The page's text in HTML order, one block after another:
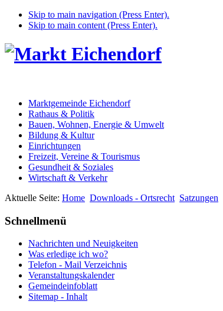
Skip to main navigation (Press Enter).
Skip to main content (Press Enter).
Marktgemeinde Eichendorf
Rathaus & Politik
Bauen, Wohnen, Energie & Umwelt
Bildung & Kultur
Einrichtungen
Freizeit, Vereine & Tourismus
Gesundheit & Soziales
Wirtschaft & Verkehr
Aktuelle Seite: Home Downloads - Ortsrecht Satzungen
Schnellmenü
Nachrichten und Neuigkeiten
Was erledige ich wo?
Telefon - Mail Verzeichnis
Veranstaltungskalender
Gemeindeinfoblatt
Sitemap - Inhalt